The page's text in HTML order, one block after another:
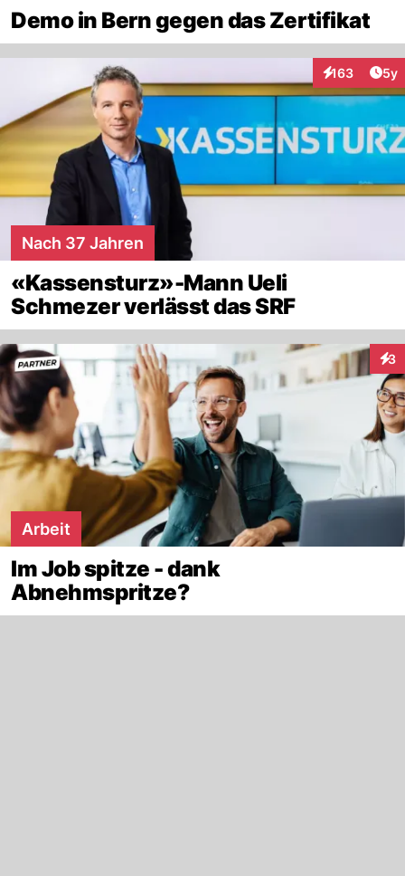
Demo in Bern gegen das Zertifikat
163
Interaktionen
5y
Nach 37 Jahren
«Kassensturz»-Mann Ueli
Schmezer verlässt das SRF
3
Arbeit
Im Job spitze - dank
Abnehmspritze?